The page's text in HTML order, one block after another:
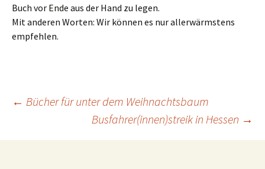
Buch vor Ende aus der Hand zu legen.
Mit anderen Worten: Wir können es nur allerwärmstens
empfehlen.
Beitragsnavigation
← Bücher für unter dem Weihnachtsbaum
Busfahrer(innen)streik in Hessen →